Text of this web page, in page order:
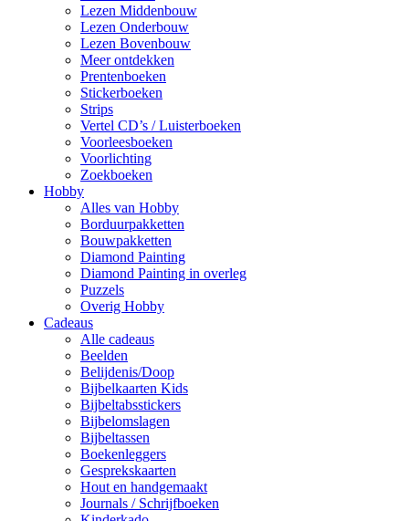
Lezen Middenbouw
Lezen Onderbouw
Lezen Bovenbouw
Meer ontdekken
Prentenboeken
Stickerboeken
Strips
Vertel CD’s / Luisterboeken
Voorleesboeken
Voorlichting
Zoekboeken
Hobby
Alles van Hobby
Borduurpakketten
Bouwpakketten
Diamond Painting
Diamond Painting in overleg
Puzzels
Overig Hobby
Cadeaus
Alle cadeaus
Beelden
Belijdenis/Doop
Bijbelkaarten Kids
Bijbeltabsstickers
Bijbelomslagen
Bijbeltassen
Boekenleggers
Gesprekskaarten
Hout en handgemaakt
Journals / Schrijfboeken